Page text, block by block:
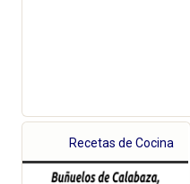
Recetas de Cocina